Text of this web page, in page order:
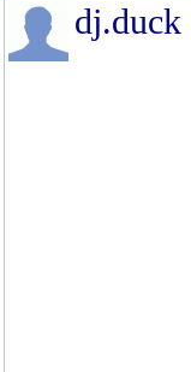
dj.duck